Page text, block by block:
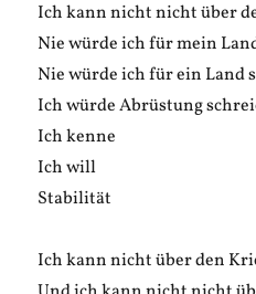
Ich kann nicht nicht über
Nie würde ich für mein
Nie würde ich für ein Land
Ich würde Abrüstung
Ich kenne
Ich will
Stabilität
Ich kann nicht über den